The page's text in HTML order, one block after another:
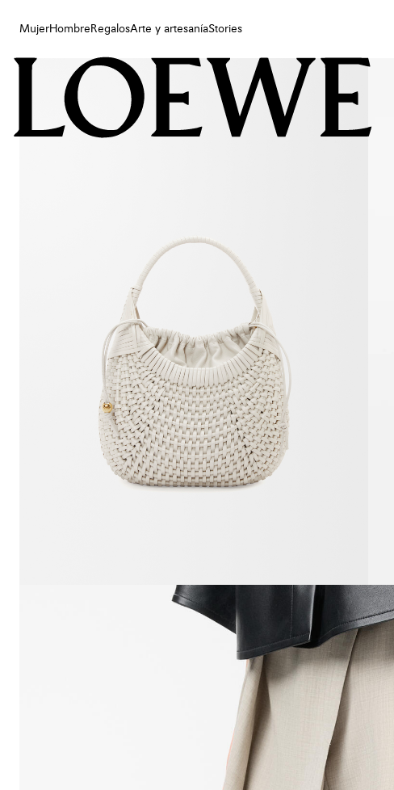
MujerHombre RegalosArte y artesaníaStories
Mujer
Arte y artesanía